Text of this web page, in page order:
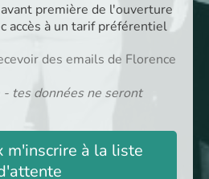
première de l'ouverture
accès à un tarif préférentiel
des emails de Florence
tes données ne seront
m'inscrire à la liste